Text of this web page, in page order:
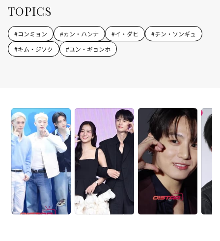
TOPICS
#コンミョン #カン・ハンナ #イ・ダヒ #チン・ソンギュ
#キム・ジソク #ユン・ギョンホ